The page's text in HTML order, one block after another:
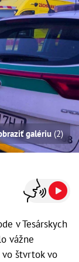
galériu (2)
v Tesárskych
vážne
štvrtok vo